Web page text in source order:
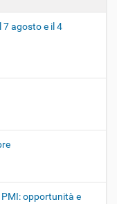
7 agosto e il 4
opportunità e